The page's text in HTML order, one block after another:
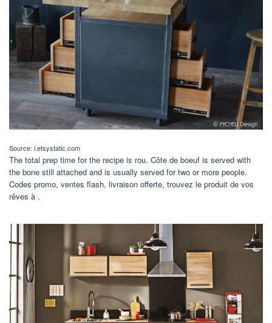
Source: i.etsystatic.com
The total prep time for the recipe is rou. Côte de boeuf is served with
the bone still attached and is usually served for two or more people.
Codes promo, ventes flash, livraison offerte, trouvez le produit de vos
rêves à .